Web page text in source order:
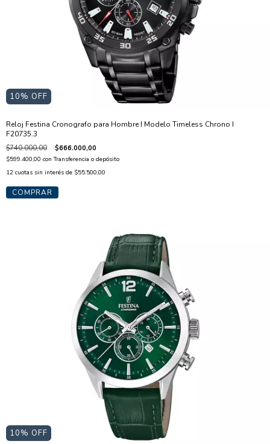
10% OFF
Reloj Festina Cronografo para Hombre I Modelo Timeless Chrono I
F20735.3
$740.000,00 $666.000,00
$599.400,00 con Transferencia o depósito
12 cuotas sin interés de $55.500,00
10% OFF